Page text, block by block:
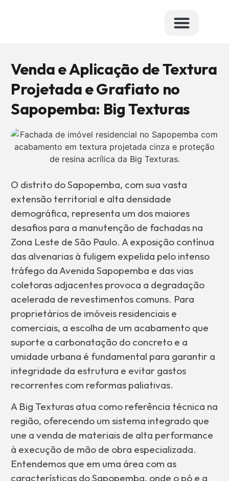
Venda e Aplicação de Textura
Projetada e Grafiato no
Sapopemba: Big Texturas
O distrito do Sapopemba, com sua vasta
extensão territorial e alta densidade
demográfica, representa um dos maiores
desafios para a manutenção de fachadas na
Zona Leste de São Paulo. A exposição contínua
das alvenarias à fuligem expelida pelo intenso
tráfego da Avenida Sapopemba e das vias
coletoras adjacentes provoca a degradação
acelerada de revestimentos comuns. Para
proprietários de imóveis residenciais e
comerciais, a escolha de um acabamento que
suporte a carbonatação do concreto e a
umidade urbana é fundamental para garantir a
integridade da estrutura e evitar gastos
recorrentes com reformas paliativas.
A Big Texturas atua como referência técnica na
região, oferecendo um sistema integrado que
une a venda de materiais de alta performance
à execução de mão de obra especializada.
Entendemos que em uma área com as
características do Sapopemba, onde o pó e a